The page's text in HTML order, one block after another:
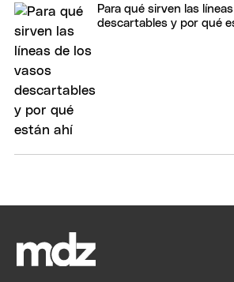
Para qué sirven las
descartables y por qué